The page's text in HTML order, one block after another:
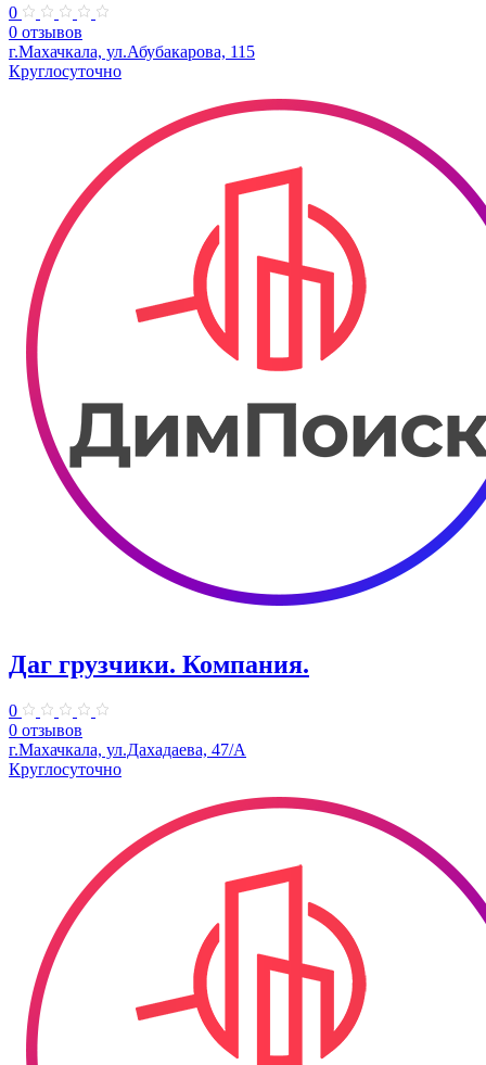
0
0 отзывов
г.Махачкала, ул.​Абубакарова, 115
Круглосуточно
Даг грузчики. Компания.
0
0 отзывов
г.Махачкала, ул.​Дахадаева, 47/А
Круглосуточно